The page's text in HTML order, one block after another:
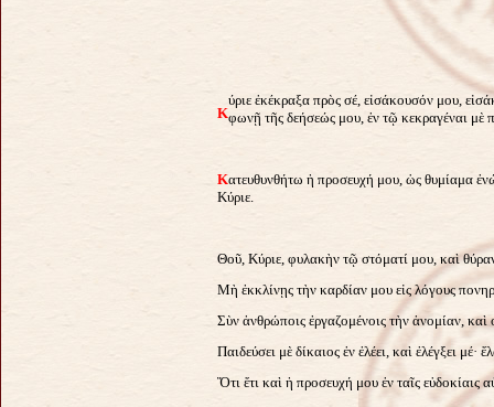
Κ
ύριε ἐκέκραξα πρὸς σέ, εἰσάκουσόν μου,
φωνῇ τῆς δεήσεώς μου, ἐν τῷ κεκραγέναι μὲ
Κατευθυνθήτω ἡ προσευχή μου, ὡς θυμίαμα
Κύριε.
Θοῦ, Κύριε, φυλακὴν τῷ στόματί μου, καὶ
Μὴ ἐκκλίνῃς τὴν καρδίαν μου εἰς λόγους
Σὺν ἀνθρώποις ἐργαζομένοις τὴν ἀνομίαν,
Παιδεύσει μὲ δίκαιος ἐν ἐλέει, καὶ ἐλέγξει
Ὅτι ἔτι καὶ ἡ προσευχή μου ἐν ταῖς εὐδοκίαις